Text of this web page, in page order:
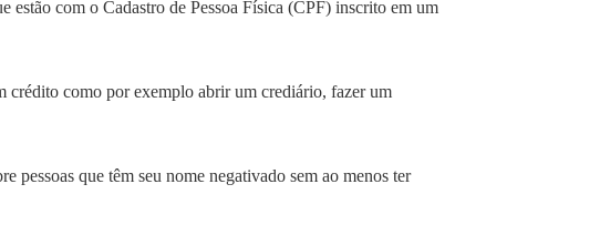
estão com o Cadastro de Pessoa Física (CPF) inscrito em um
crédito como por exemplo abrir um crediário, fazer um
pessoas que têm seu nome negativado sem ao menos ter